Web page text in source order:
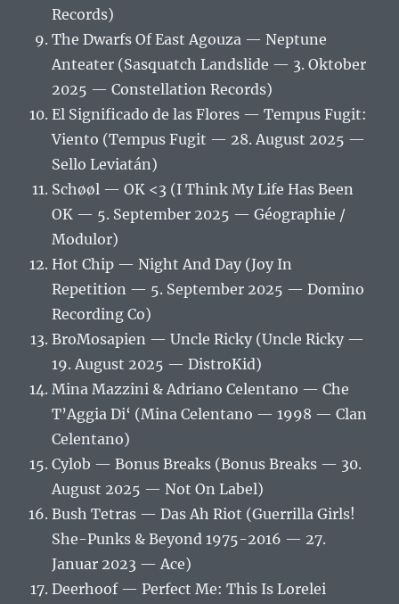
Records)
The Dwarfs Of East Agouza — Neptune
Anteater (Sasquatch Landslide — 3. Oktober
2025 — Constellation Records)
El Significado de las Flores — Tempus Fugit:
Viento (Tempus Fugit — 28. August 2025 —
Sello Leviatán)
Schøøl — OK <3 (I Think My Life Has Been
OK — 5. September 2025 — Géographie /
Modulor)
Hot Chip — Night And Day (Joy In
Repetition — 5. September 2025 — Domino
Recording Co)
BroMosapien — Uncle Ricky (Uncle Ricky —
19. August 2025 — DistroKid)
Mina Mazzini & Adriano Celentano — Che
T’Aggia Di‘ (Mina Celentano — 1998 — Clan
Celentano)
Cylob — Bonus Breaks (Bonus Breaks — 30.
August 2025 — Not On Label)
Bush Tetras — Das Ah Riot (Guerrilla Girls!
She-Punks & Beyond 1975-2016 — 27.
Januar 2023 — Ace)
Deerhoof — Perfect Me: This Is Lorelei